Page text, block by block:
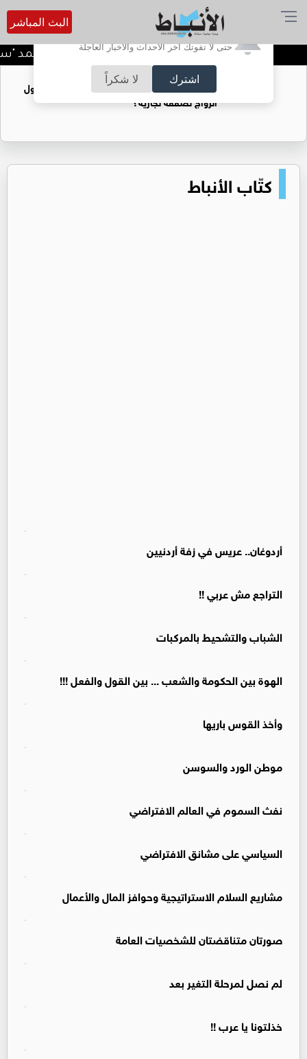
أترغب في تفعيل الإشعارات؟
حتى لا تفوتك آخر الأحداث والأخبار العاجلة
اشترك لا شكراً
البث المباشر
"الضمان الاجتماعي" تعتمد
فتيات يستغللنه لتحقيق مكاسب مادية.. هل تحول
الزواج لصفقة تجارية؟
كتّاب الأنباط
أردوغان.. عريس في زفة أردنيين
التراجع مش عربي !!
الشباب والتشحيط بالمركبات
الهوة بين الحكومة والشعب ... بين القول والفعل !!!
وأخذ القوس باريها
موطن الورد والسوسن
نفث السموم في العالم الافتراضي
السياسي على مشانق الافتراضي
مشاريع السلام الاستراتيجية وحوافز المال والأعمال
صورتان متناقضتان للشخصيات العامة
لم نصل لمرحلة التغير بعد
خذلتونا يا عرب !!